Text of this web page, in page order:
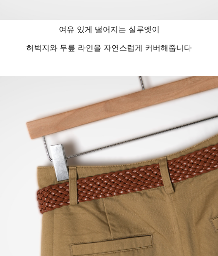
여유 있게 떨어지는 실루엣이
허벅지와 무릎 라인을 자연스럽게 커버해줍니다